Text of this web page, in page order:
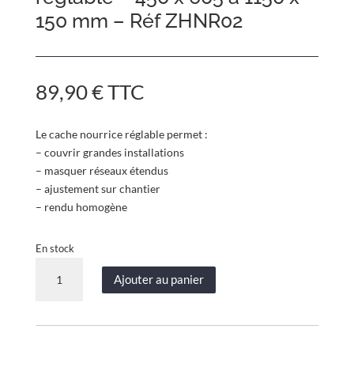
150 mm – Réf ZHNR02
89,90€TTC
Le cache nourrice réglable permet :
– couvrir grandes installations
– masquer réseaux étendus
– ajustement sur chantier
– rendu homogène
En stock
Ajouter au panier